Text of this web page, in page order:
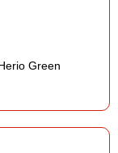
Green